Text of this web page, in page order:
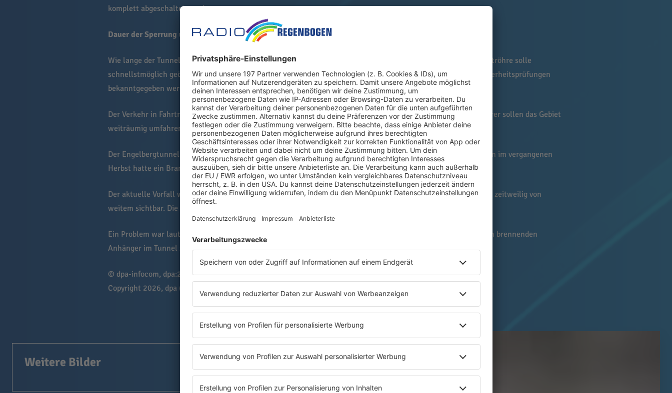
komplett abgeschaltet werden.
Dauer der Sperrung unklar
Wie lange der Tunnel noch gesperrt bleibt, lässt sich nach Auskunft eines Sprechers aktuell nicht sagen. Die Oströhre solle
schnellstmöglich geöffnet werden. «Ein genaues Datum für das Ende der Vollsperrung kann aber erst nach Sicherheitsprüfungen
bekanntgegeben werden», hieß es.
Der Verkehr in Fahrtrichtung Stuttgart wird laut Polizei über die Anschlussstelle Feuerbach abgeleitet. Autofahrer sollen das Gebiet
weiträumig umfahren.
Der Engelbergtunnel ist nach ADAC-Angaben der verkehrsreichste Autobahntunnel Baden-Württembergs. Schon im vergangenen
Herbst hatte ein Brand dort für ein Verkehrschaos gesorgt.
Der aktuelle Vorfall wurde gegen 14.20 Uhr gemeldet, wie die Polizei berichtete. Dunkle Rauchschwaden waren zeitweilig von
weitem sichtbar. Die Feuerwehr konnte die Flammen löschen. Danach wurden die Tunnelröhren gelüftet.
Ein Problem war laut Feuerwehrkommandant Zimmermann, dass wegen einer Baustelle viele Fahrzeuge vor dem brennenden
Anhänger im Tunnel standen. Noch gegen 19.00 Uhr waren es 19, die noch geborgen werden mussten.
© dpa-infocom, dpa:260303-930-762800/5
Copyright 2026, dpa (
www.dpa.de ). Alle Rechte vorbehalten
Weitere Bilder
-/Autobahn GmbH Niederlassung Südwest/dpa